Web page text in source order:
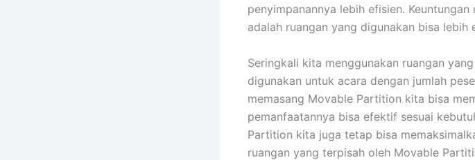
penyimpanannya lebih efisien.
adalah ruangan yang digunakan bisa lebih
Seringkali kita menggunakan ruangan
digunakan untuk acara dengan jumlah
memasang Movable Partition kita bisa
pemanfaatannya bisa efektif sesuai
Partition kita juga tetap bisa
ruangan yang terpisah oleh Movable